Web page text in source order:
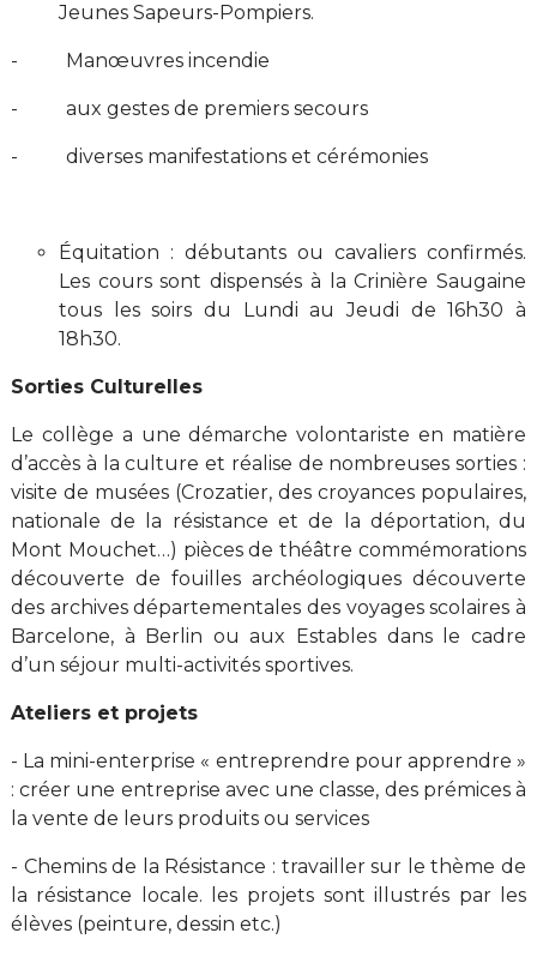
Jeunes Sapeurs-Pompiers.
- Manœuvres incendie
- aux gestes de premiers secours
- diverses manifestations et cérémonies
Équitation : débutants ou cavaliers confirmés.
Les cours sont dispensés à la Crinière Saugaine
tous les soirs du Lundi au Jeudi de 16h30 à
18h30.
Sorties Culturelles
Le collège a une démarche volontariste en matière
d’accès à la culture et réalise de nombreuses sorties :
visite de musées (Crozatier, des croyances populaires,
nationale de la résistance et de la déportation, du
Mont Mouchet…) pièces de théâtre commémorations
découverte de fouilles archéologiques découverte
des archives départementales des voyages scolaires à
Barcelone, à Berlin ou aux Estables dans le cadre
d’un séjour multi-activités sportives.
Ateliers et projets
- La mini-enterprise « entreprendre pour apprendre »
: créer une entreprise avec une classe, des prémices à
la vente de leurs produits ou services
- Chemins de la Résistance : travailler sur le thème de
la résistance locale. les projets sont illustrés par les
élèves (peinture, dessin etc.)